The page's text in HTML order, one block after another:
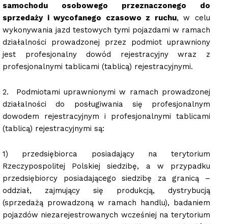
samochodu osobowego przeznaczonego do
sprzedaży i wycofanego czasowo z ruchu, w celu
wykonywania jazd testowych tymi pojazdami w ramach
działalności prowadzonej przez podmiot uprawniony
jest profesjonalny dowód rejestracyjny wraz z
profesjonalnymi tablicami (tablicą) rejestracyjnymi.
2. Podmiotami uprawnionymi w ramach prowadzonej
działalności do posługiwania się profesjonalnym
dowodem rejestracyjnym i profesjonalnymi tablicami
(tablicą) rejestracyjnymi są:
1) przedsiębiorca posiadający na terytorium
Rzeczypospolitej Polskiej siedzibę, a w przypadku
przedsiębiorcy posiadającego siedzibę za granicą –
oddział, zajmujący się produkcją, dystrybucją
(sprzedażą prowadzoną w ramach handlu), badaniem
pojazdów niezarejestrowanych wcześniej na terytorium